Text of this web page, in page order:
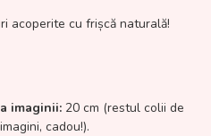
acoperite cu frișcă naturală!
imaginii: 20 cm (restul colii de
cadou!).